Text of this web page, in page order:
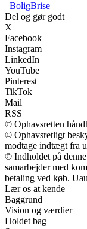
BoligBrise
Del og gør godt
X
Facebook
Instagram
LinkedIn
YouTube
Pinterest
TikTok
Mail
RSS
© Ophavsretten
© Ophavsretligt
modtage indtægt fra
© Indholdet på
samarbejder med
betaling ved køb.
Lær os at kende
Baggrund
Vision og værdier
Holdet bag